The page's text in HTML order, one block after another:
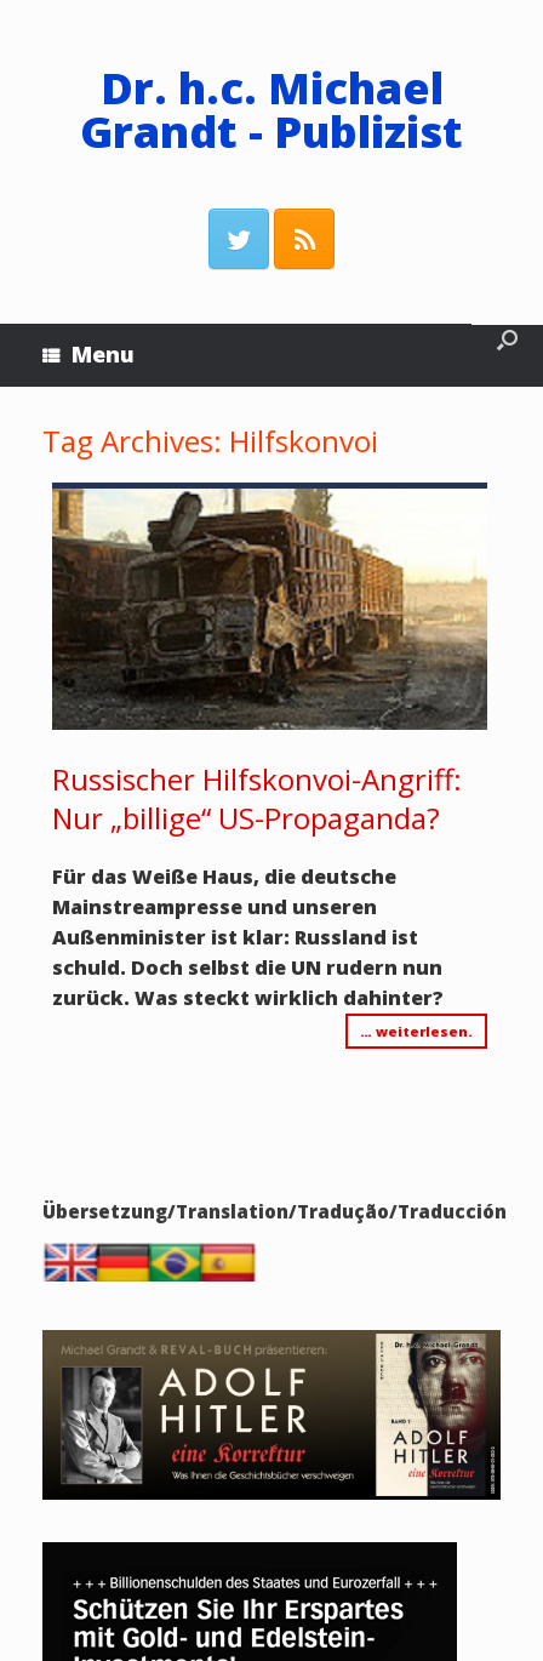
Dr. h.c. Michael
Grandt - Publizist
Menu
Tag Archives: Hilfskonvoi
Russischer Hilfskonvoi-Angriff:
Nur „billige“ US-Propaganda?
Für das Weiße Haus, die deutsche
Mainstreampresse und unseren
Außenminister ist klar: Russland ist
schuld. Doch selbst die UN rudern nun
zurück. Was steckt wirklich dahinter?
… weiterlesen.
Übersetzung/Translation/Tradução/Traducción